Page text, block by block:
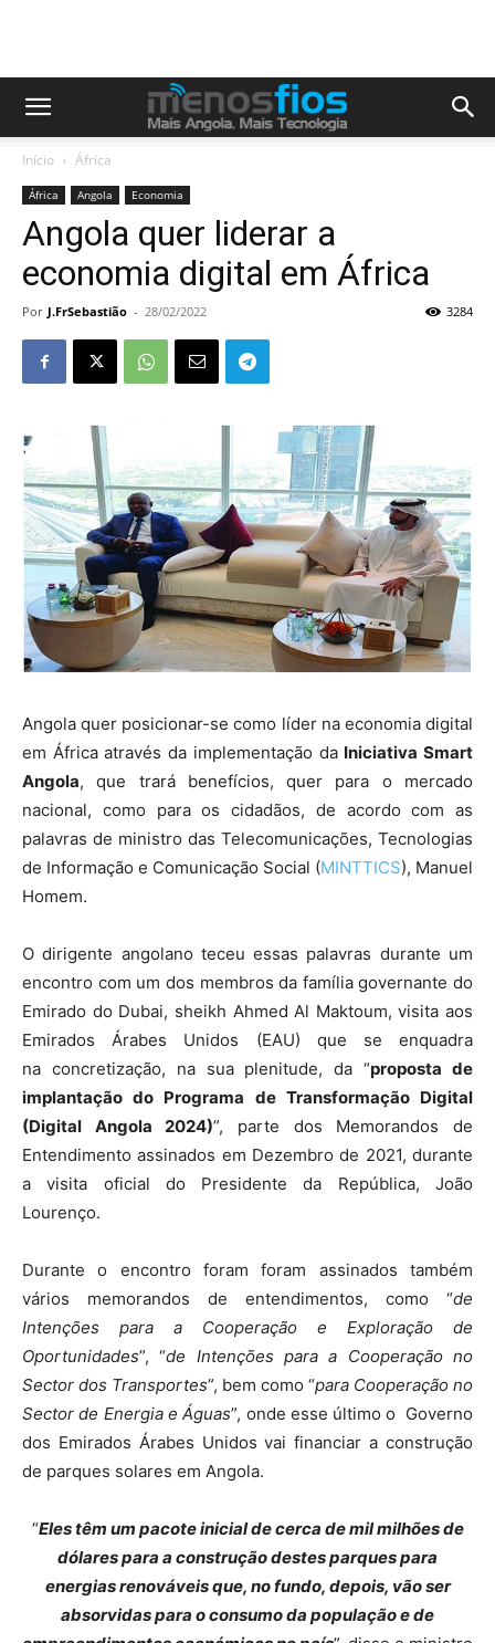
Início África
África Angola Economia
Angola quer liderar a
economia digital em África
Por J.FrSebastião - 28/02/2022 3284
Angola quer posicionar-se como líder na economia digital
em África através da implementação da Iniciativa Smart
Angola, que trará benefícios, quer para o mercado
nacional, como para os cidadãos, de acordo com as
palavras de ministro das Telecomunicações, Tecnologias
de Informação e Comunicação Social (MINTTICS), Manuel
Homem.
O dirigente angolano teceu essas palavras durante um
encontro com um dos membros da família governante do
Emirado do Dubai, sheikh Ahmed Al Maktoum, visita aos
Emirados Árabes Unidos (EAU) que se enquadra
na concretização, na sua plenitude, da “proposta de
implantação do Programa de Transformação Digital
(Digital Angola 2024)”, parte dos Memorandos de
Entendimento assinados em Dezembro de 2021, durante
a visita oficial do Presidente da República, João
Lourenço.
Durante o encontro foram foram assinados também
vários memorandos de entendimentos, como “de
Intenções para a Cooperação e Exploração de
Oportunidades”, “de Intenções para a Cooperação no
Sector dos Transportes”, bem como “para Cooperação no
Sector de Energia e Águas”, onde esse último o Governo
dos Emirados Árabes Unidos vai financiar a construção
de parques solares em Angola.
“Eles têm um pacote inicial de cerca de mil milhões de
dólares para a construção destes parques para
energias renováveis que, no fundo, depois, vão ser
absorvidas para o consumo da população e de